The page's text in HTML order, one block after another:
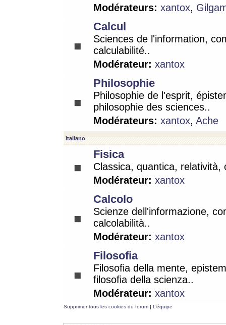
Modérateurs: xantox,
Calcul
Sciences de l'information,
calculabilité..
Modérateur: xantox
Philosophie
Philosophie de l'esprit,
philosophie des sciences..
Modérateurs: xantox, Ache
Italiano
Fisica
Classica, quantica, relatività,
Modérateur: xantox
Calcolo
Scienze dell'informazione,
calcolabilità..
Modérateur: xantox
Filosofia
Filosofia della mente,
filosofia della scienza..
Modérateur: xantox
Supprimer tous les cookies du forum | L’équipe